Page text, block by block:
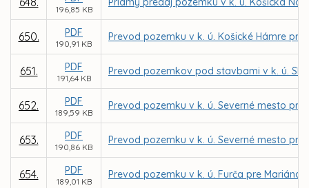
196,85 KB
650. PDF
190,91 KB
Prevod pozemku v k. ú. Košické Hámre pre
651. PDF
191,64 KB
Prevod pozemkov pod stavbami v k. ú.
652. PDF
189,59 KB
Prevod pozemku v k. ú. Severné mesto pre
653. PDF
190,86 KB
Prevod pozemku v k. ú. Severné mesto
654. PDF
189,01 KB
Prevod pozemku v k. ú. Furča pre Mariána